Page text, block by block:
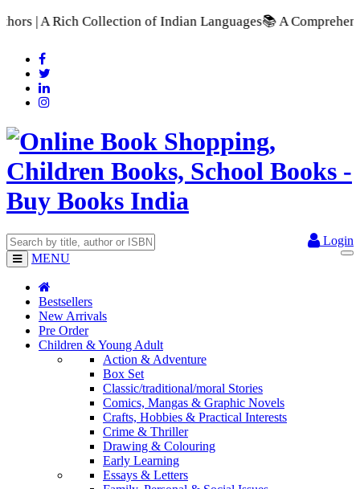
of Indian Languages📚 A Comprehensive Range of
Login
MENU
Bestsellers
New Arrivals
Pre Order
Children & Young Adult
Action & Adventure
Box Set
Classic/traditional/moral Stories
Comics, Mangas & Graphic Novels
Crafts, Hobbies & Practical Interests
Crime & Thriller
Drawing & Colouring
Early Learning
Essays & Letters